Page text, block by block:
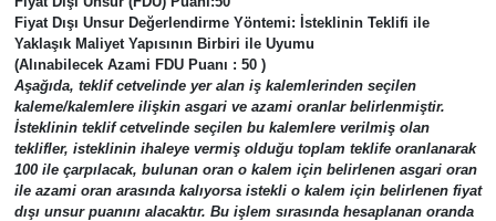
Fiyat Dışı Unsur Değerlendirme Yöntemi: İsteklinin Teklifi ile
Yaklaşık Maliyet Yapısının Birbiri ile Uyumu
(Alınabilecek Azami FDU Puanı : 50 )
Aşağıda, teklif cetvelinde yer alan iş kalemlerinden seçilen
kaleme/kalemlere ilişkin asgari ve azami oranlar belirlenmiştir.
İsteklinin teklif cetvelinde seçilen bu kalemlere verilmiş olan
teklifler, isteklinin ihaleye vermiş olduğu toplam teklife oranlanarak
100 ile çarpılacak, bulunan oran o kalem için belirlenen asgari oran
ile azami oran arasında kalıyorsa istekli o kalem için belirlenen fiyat
dışı unsur puanını alacaktır. Bu işlem sırasında hesaplanan oranda